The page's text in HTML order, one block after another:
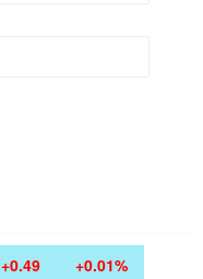
+0.49 +0.01%